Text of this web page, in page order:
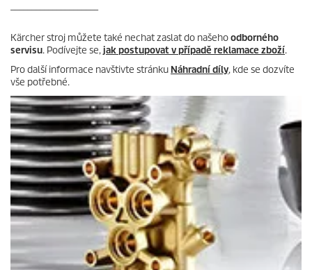
Kärcher stroj můžete také nechat zaslat do našehoodborného
servisu. Podívejte se,jak postupovat v případě reklamace zboží.
Pro další informace navštivte stránku Náhradní díly, kde se dozvíte
vše potřebné.